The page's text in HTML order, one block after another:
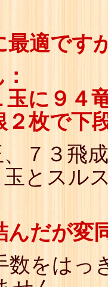
最適です
玉に９４
２枚で下
、７３飛
玉とスル
んだが変
数をは